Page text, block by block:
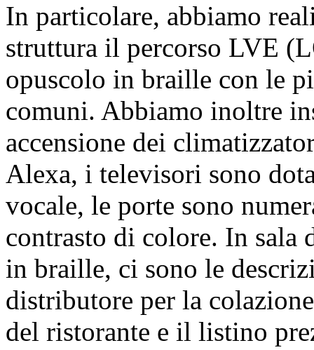
In particolare, abbiamo
struttura il percorso LVE
opuscolo in braille con le
comuni. Abbiamo inoltre
accensione dei
Alexa, i televisori sono
vocale, le porte sono
contrasto di colore. In sala
in braille, ci sono le
distributore per la
del ristorante e il listino